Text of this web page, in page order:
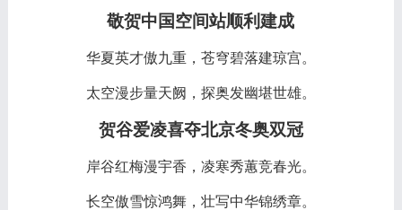
敬贺中国空间站顺利建成
华夏英才傲九重，苍穹碧落建琼宫。
太空漫步量天阙，探奥发幽堪世雄。
贺谷爱凌喜夺北京冬奥双冠
岸谷红梅漫宇香，凌寒秀蕙竞春光。
长空傲雪惊鸿舞，壮写中华锦绣章。